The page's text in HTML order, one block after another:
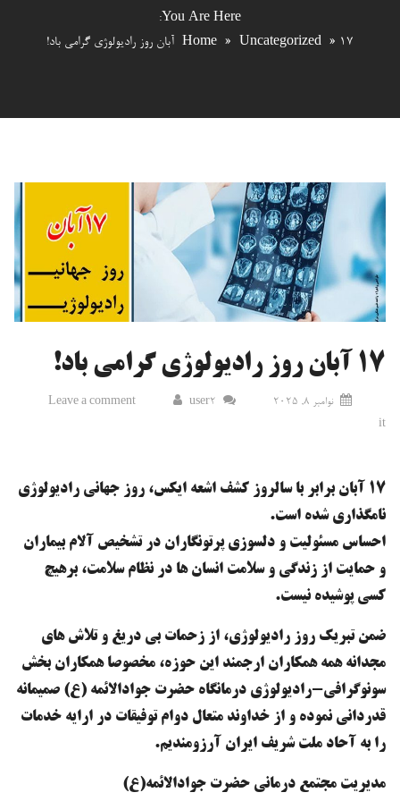
You Are Here:
Home » Uncategorized » 17 آبان روز رادیولوژی گرامی باد!
17 آبان روز رادیولوژی گرامی باد!
نوامبر 8, 2025 Leave a comment
user2
it
17 آبان برابر با سالروز کشف اشعه ایکس، روز جهانی رادیولوژی
نامگذاری شده است.
احساس مسئولیت و دلسوزی پرتونگاران در تشخیص آلام بیماران
و حمایت از زندگی و سلامت انسان ها در نظام سلامت، برهیچ
کسی پوشیده نیست.
ضمن تبریک روز رادیولوژی، از زحمات بی دریغ و تلاش های
مجدانه همه همکاران ارجمند این حوزه، مخصوصا همکاران بخش
سونوگرافی-رادیولوژی درمانگاه حضرت جوادالائمه (ع) صمیمانه
قدردانی نموده و از خداوند متعال دوام توفیقات در ارایه خدمات
را به آحاد ملت شریف ایران آرزومندیم.
مدیریت مجتمع درمانی حضرت جوادالائمه(ع)